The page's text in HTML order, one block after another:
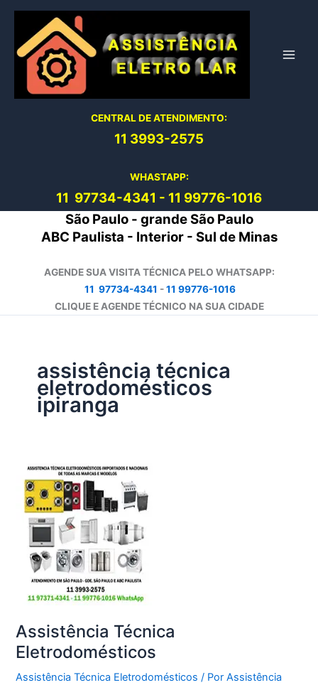
conteúdo
CENTRAL DE ATENDIMENTO:
11 3993-2575
WHASTAPP:
11 97734-4341 - 11 99776-1016
São Paulo - grande São Paulo
ABC Paulista - Interior - Sul de Minas
AGENDE SUA VISITA TÉCNICA PELO WHATSAPP:
11 97734-4341 -11 99776-1016
CLIQUE E AGENDE TÉCNICO NA SUA CIDADE
assistência técnica
eletrodomésticos
ipiranga
Assistência Técnica
Eletrodomésticos
Assistência Técnica Eletrodomésticos / PorAssistência